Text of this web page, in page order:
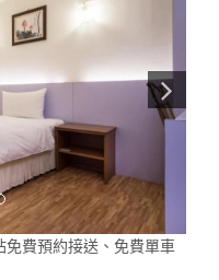
費預約接送、免費單車